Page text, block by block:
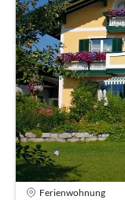
Ferienwohnung